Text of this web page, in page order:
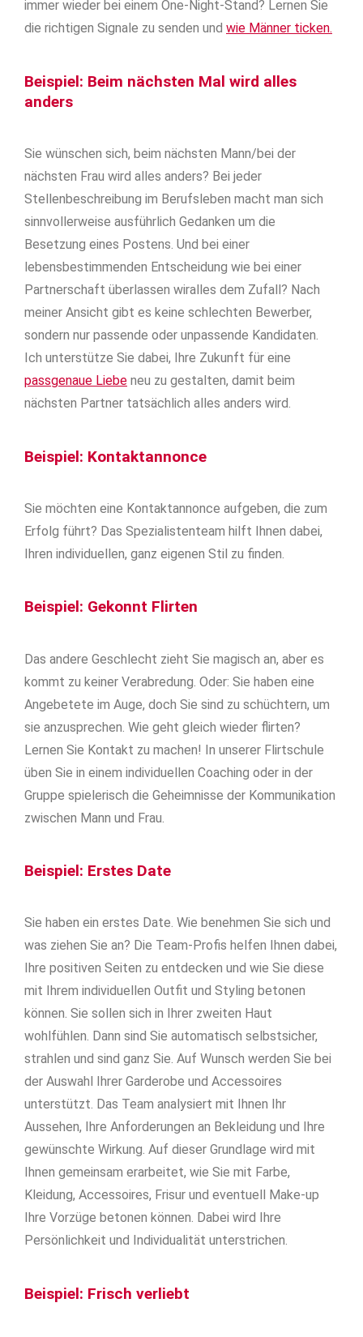
immer wieder bei einem One-Night-Stand? Lernen Sie
die richtigen Signale zu senden und wie Männer ticken.
Beispiel: Beim nächsten Mal wird alles
anders
Sie wünschen sich, beim nächsten Mann/bei der
nächsten Frau wird alles anders? Bei jeder
Stellenbeschreibung im Berufsleben macht man sich
sinnvollerweise ausführlich Gedanken um die
Besetzung eines Postens. Und bei einer
lebensbestimmenden Entscheidung wie bei einer
Partnerschaft überlassen wiralles dem Zufall? Nach
meiner Ansicht gibt es keine schlechten Bewerber,
sondern nur passende oder unpassende Kandidaten.
Ich unterstütze Sie dabei, Ihre Zukunft für eine
passgenaue Liebe neu zu gestalten, damit beim
nächsten Partner tatsächlich alles anders wird.
Beispiel: Kontaktannonce
Sie möchten eine Kontaktannonce aufgeben, die zum
Erfolg führt? Das Spezialistenteam hilft Ihnen dabei,
Ihren individuellen, ganz eigenen Stil zu finden.
Beispiel: Gekonnt Flirten
Das andere Geschlecht zieht Sie magisch an, aber es
kommt zu keiner Verabredung. Oder: Sie haben eine
Angebetete im Auge, doch Sie sind zu schüchtern, um
sie anzusprechen. Wie geht gleich wieder flirten?
Lernen Sie Kontakt zu machen! In unserer Flirtschule
üben Sie in einem individuellen Coaching oder in der
Gruppe spielerisch die Geheimnisse der Kommunikation
zwischen Mann und Frau.
Beispiel: Erstes Date
Sie haben ein erstes Date. Wie benehmen Sie sich und
was ziehen Sie an? Die Team-Profis helfen Ihnen dabei,
Ihre positiven Seiten zu entdecken und wie Sie diese
mit Ihrem individuellen Outfit und Styling betonen
können. Sie sollen sich in Ihrer zweiten Haut
wohlfühlen. Dann sind Sie automatisch selbstsicher,
strahlen und sind ganz Sie. Auf Wunsch werden Sie bei
der Auswahl Ihrer Garderobe und Accessoires
unterstützt. Das Team analysiert mit Ihnen Ihr
Aussehen, Ihre Anforderungen an Bekleidung und Ihre
gewünschte Wirkung. Auf dieser Grundlage wird mit
Ihnen gemeinsam erarbeitet, wie Sie mit Farbe,
Kleidung, Accessoires, Frisur und eventuell Make-up
Ihre Vorzüge betonen können. Dabei wird Ihre
Persönlichkeit und Individualität unterstrichen.
Beispiel: Frisch verliebt